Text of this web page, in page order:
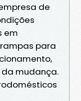
de
em
para
mudança.